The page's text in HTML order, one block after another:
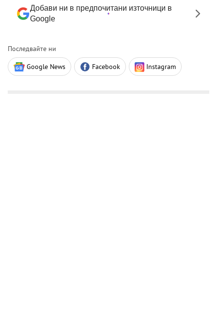
Добави ни в предпочитани източници в
Google
Последвайте ни
Google News Facebook Instagram